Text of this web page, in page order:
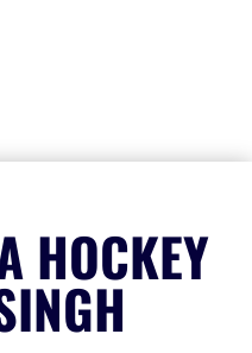
HOCKEY